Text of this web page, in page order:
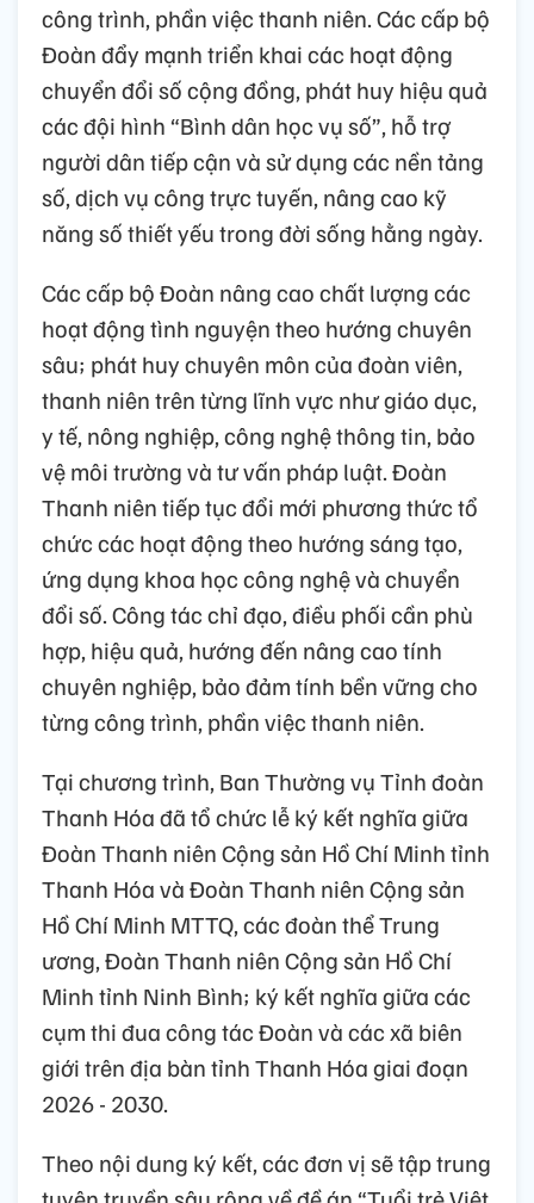
công trình, phần việc thanh niên. Các cấp bộ
Đoàn đẩy mạnh triển khai các hoạt động
chuyển đổi số cộng đồng, phát huy hiệu quả
các đội hình “Bình dân học vụ số”, hỗ trợ
người dân tiếp cận và sử dụng các nền tảng
số, dịch vụ công trực tuyến, nâng cao kỹ
năng số thiết yếu trong đời sống hằng ngày.
Các cấp bộ Đoàn nâng cao chất lượng các
hoạt động tình nguyện theo hướng chuyên
sâu; phát huy chuyên môn của đoàn viên,
thanh niên trên từng lĩnh vực như giáo dục,
y tế, nông nghiệp, công nghệ thông tin, bảo
vệ môi trường và tư vấn pháp luật. Đoàn
Thanh niên tiếp tục đổi mới phương thức tổ
chức các hoạt động theo hướng sáng tạo,
ứng dụng khoa học công nghệ và chuyển
đổi số. Công tác chỉ đạo, điều phối cần phù
hợp, hiệu quả, hướng đến nâng cao tính
chuyên nghiệp, bảo đảm tính bền vững cho
từng công trình, phần việc thanh niên.
Tại chương trình, Ban Thường vụ Tỉnh đoàn
Thanh Hóa đã tổ chức lễ ký kết nghĩa giữa
Đoàn Thanh niên Cộng sản Hồ Chí Minh tỉnh
Thanh Hóa và Đoàn Thanh niên Cộng sản
Hồ Chí Minh MTTQ, các đoàn thể Trung
ương, Đoàn Thanh niên Cộng sản Hồ Chí
Minh tỉnh Ninh Bình; ký kết nghĩa giữa các
cụm thi đua công tác Đoàn và các xã biên
giới trên địa bàn tỉnh Thanh Hóa giai đoạn
2026 - 2030.
Theo nội dung ký kết, các đơn vị sẽ tập trung